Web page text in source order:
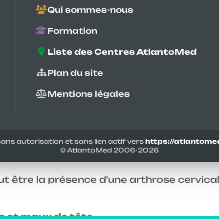
posturale compensatoire
du corps.
?
être un blocage cervical d'une ou
vertèbre cervicale de l'Atlas forme la
oblique du crâne et prédispose
peut provoquer des contractures
cas de dysfonctionnement, les
entraîne augmente le mal aux
être la présence d'une arthrose
et maux de tête
Qui sommes-nous
Formation
Liste des Centres AtlantoMed
Plan du site
Mentions légales
autorisation et sans lien actif vershttps://
© AtlantoMed 2006-2026